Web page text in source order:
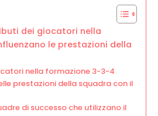
dei giocatori nella
le prestazioni della
nella formazione 3-3-4
prestazioni della squadra con il
di successo che utilizzano il